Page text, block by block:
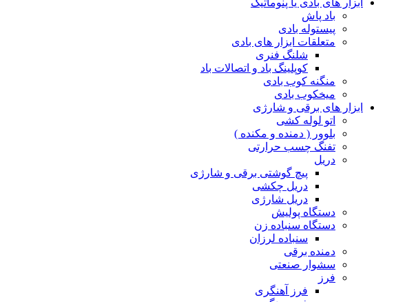
باد پاش
پیستوله بادی
متعلقات ابزار های بادی
شلنگ فنری
کوپلینگ باد و اتصالات باد
منگنه کوب بادی
میخکوب بادی
ابزار های برقی و شارژی
اتو لوله کشی
بلوور ( دمنده و مکنده )
تفنگ چسب حرارتی
دریل
پیچ گوشتی برقی و شارژی
دریل چکشی
دریل شارژی
دستگاه پولیش
دستگاه سنباده زن
سنباده لرزان
دمنده برقی
سشوار صنعتی
فرز
فرز آهنگری